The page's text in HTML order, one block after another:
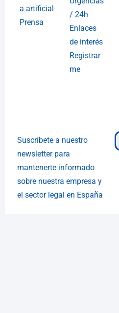
a artificial
Prensa
/ 24h
Enlaces
de interés
Registrar
me
Suscríbete a nuestro
newsletter para
mantenerte informado
sobre nuestra empresa y
el sector legal en España